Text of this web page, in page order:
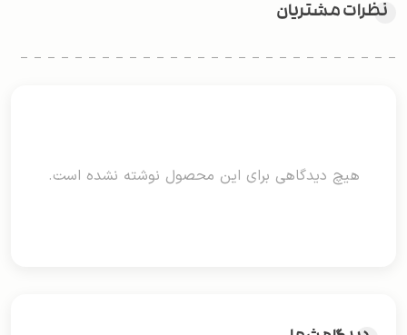
نظرات مشتریان
هیچ دیدگاهی برای این محصول نوشته نشده است.